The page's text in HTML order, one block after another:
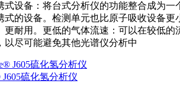
式设备：将台式分析仪的功能整合成为一
式的设备。检测单元也比原子吸收设备更
更耐用。更低的气体流速：可以在较低的
以尽可能避免其他光谱仪分析中
J605硫化氢分析仪